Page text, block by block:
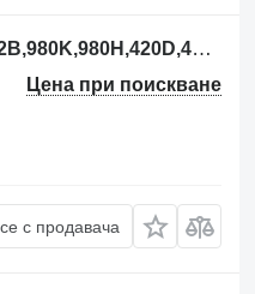
Бордови компютър 216-0658 за мини товарач Caterpillar 246B,232B,980K,980H,420D,430D
Цена при поискване
с продавача